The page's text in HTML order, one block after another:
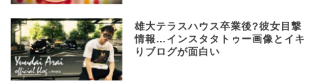
雄大テラスハウス卒業後?彼女目撃
情報…インスタタトゥー画像とイキ
りブログが面白い